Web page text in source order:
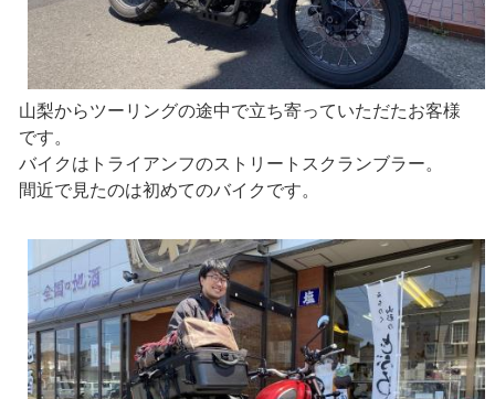
山梨からツーリングの途中で立ち寄っていただたお客様
です。
バイクはトライアンフのストリートスクランブラー。
間近で見たのは初めてのバイクです。